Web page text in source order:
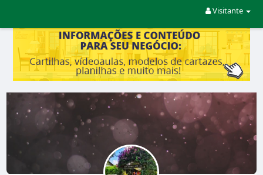
Visitante